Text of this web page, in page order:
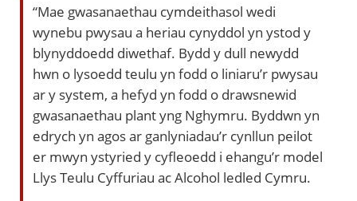
“Mae gwasanaethau cymdeithasol wedi
wynebu pwysau a heriau cynyddol yn ystod y
blynyddoedd diwethaf. Bydd y dull newydd
hwn o lysoedd teulu yn fodd o liniaru’r pwysau
ar y system, a hefyd yn fodd o drawsnewid
gwasanaethau plant yng Nghymru. Byddwn yn
edrych yn agos ar ganlyniadau’r cynllun peilot
er mwyn ystyried y cyfleoedd i ehangu’r model
Llys Teulu Cyffuriau ac Alcohol ledled Cymru.